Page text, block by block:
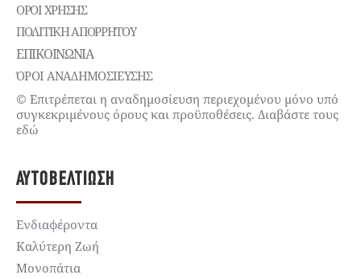
ΌΡΟΙ ΧΡΉΣΗΣ
ΠΟΛΙΤΙΚΉ ΑΠΟΡΡΉΤΟΥ
ΕΠΙΚΟΙΝΩΝΊΑ
ΌΡΟΙ ΑΝΑΔΗΜΟΣΙΕΥΣΗΣ
© Επιτρέπεται η αναδημοσίευση περιεχομένου μόνο υπό
συγκεκριμένους όρους και προϋποθέσεις. Διαβάστε τους
εδώ
ΑΥΤΟΒΕΛΤΊΩΣΗ
Ενδιαφέροντα
Καλύτερη Ζωή
Μονοπάτια